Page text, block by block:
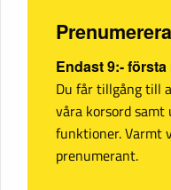
Endast 9:- första
Du får tillgång till
våra korsord
funktioner. Varmt
prenumerant.